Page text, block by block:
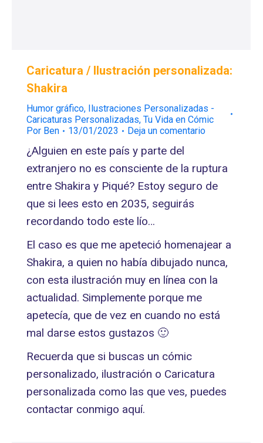
Caricatura / Ilustración personalizada:
Shakira
Humor gráfico,
Ilustraciones Personalizadas -
Caricaturas Personalizadas, Tu Vida en Cómic
Por Ben 13/01/2023 Deja un comentario
¿Alguien en este país y parte del
extranjero no es consciente de la ruptura
entre Shakira y Piqué? Estoy seguro de
que si lees esto en 2035, seguirás
recordando todo este lío…
El caso es que me apeteció homenajear a
Shakira, a quien no había dibujado nunca,
con esta ilustración muy en línea con la
actualidad. Simplemente porque me
apetecía, que de vez en cuando no está
mal darse estos gustazos 🙂
Recuerda que si buscas un cómic
personalizado, ilustración o Caricatura
personalizada como las que ves, puedes
contactar conmigo aquí.